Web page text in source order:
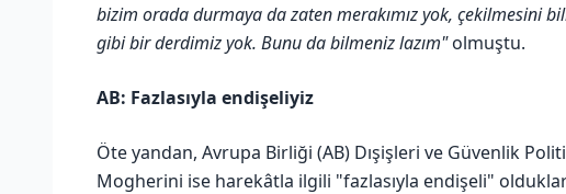
bizim orada durmaya da zaten merakımız yok, çekilmesini
gibi bir derdimiz yok. Bunu da bilmeniz lazım"olmuştu.
AB: Fazlasıyla endişeliyiz
Öte yandan, Avrupa Birliği (AB) Dışişleri ve Güvenlik
Mogherini ise harekâtla ilgili "fazlasıyla endişeli"